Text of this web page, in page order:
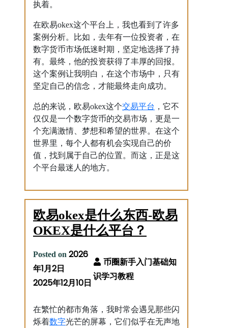
执着。
在欧易okex这个平台上，我也看到了许多
案例分析。比如，去年有一位投资者，在
数字货币市场低迷时期，坚定地选择了持
有。最终，他的投资获得了丰厚的回报。
这个案例让我明白，在这个市场中，只有
坚定自己的信念，才能最终走向成功。
总的来说，欧易okex这个交易平台 ，它不
仅仅是一个数字货币的交易市场，更是一
个充满激情、梦想和希望的世界。在这个
世界里，每个人都有机会实现自己的价
值，找到属于自己的位置。而这，正是这
个平台最迷人的地方。
欧易okex是什么东西-欧易
OKEX是什么平台？
Posted on 2026
年1月2日
2025年12月10日
在繁忙的都市角落，我时常会遇见那些闪
烁着数字光芒的屏幕，它们似乎在无声地